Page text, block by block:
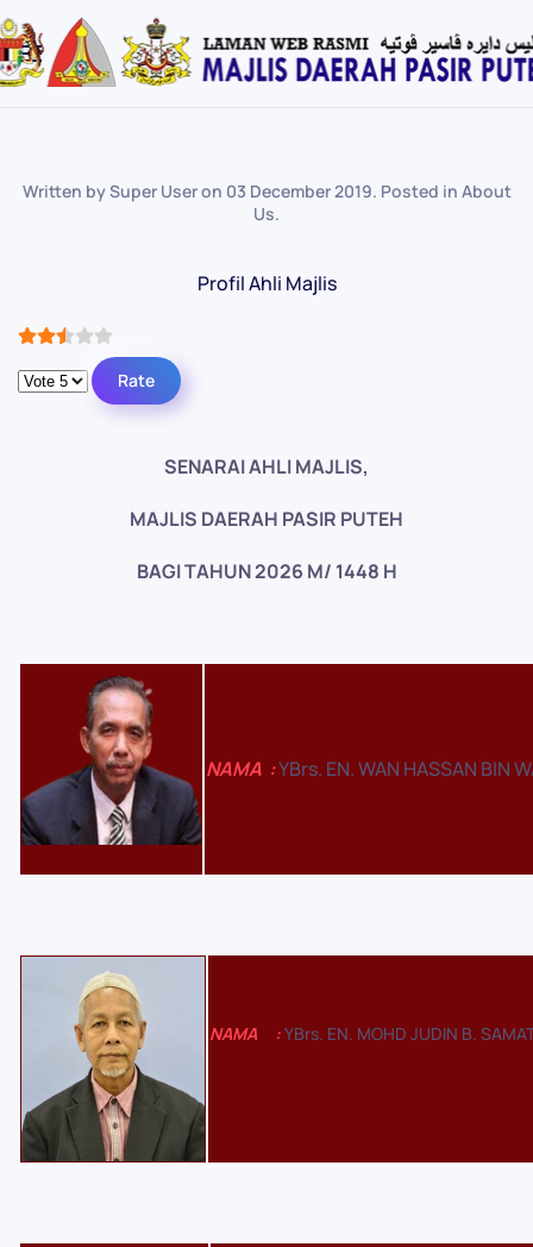
Skip
Written by Super User on 03 December 2019. Posted in About
Us.
Profil Ahli Majlis
User Rating:
Please Rate
SENARAI AHLI MAJLIS,
MAJLIS DAERAH PASIR PUTEH
BAGI TAHUN 2026 M/ 1448 H
NAMA :YBrs. EN. WAN HASSAN BIN
NAMA :YBrs. EN. MOHD JUDIN B.